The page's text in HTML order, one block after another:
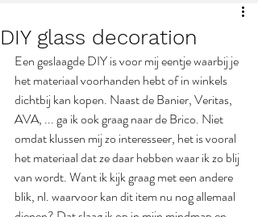
DIY glass decoration
Een geslaagde DIY is voor mij eentje waarbij je
het materiaal voorhanden hebt of in winkels
dichtbij kan kopen. Naast de Banier, Veritas,
AVA, ... ga ik ook graag naar de Brico. Niet
omdat klussen mij zo interesseer, het is vooral
het materiaal dat ze daar hebben waar ik zo blij
van wordt. Want ik kijk graag met een andere
blik, nl. waarvoor kan dit item nu nog allemaal